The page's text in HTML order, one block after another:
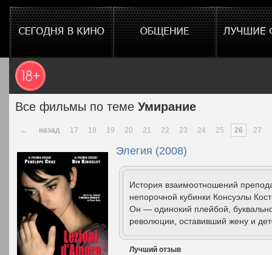
Все фильмы по теме Умирание
← назад 17 18 19 20 21 22 23 24 25 26 27
Элегия (2008)
История взаимоотношений
непорочной кубинки Консуэлы
Он — одинокий плейбой,
революции, оставивший жену и
Лучший отзыв